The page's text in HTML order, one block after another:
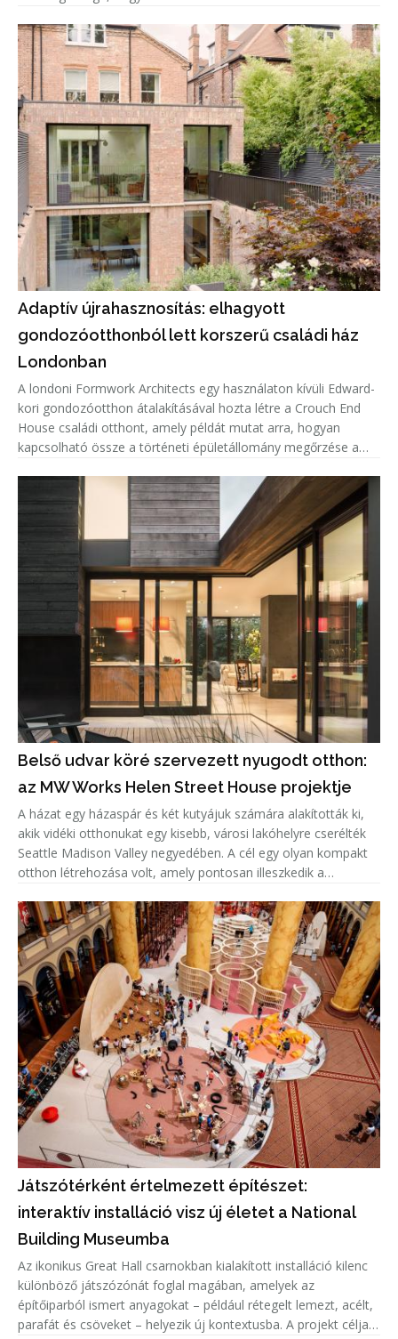
Adaptív újrahasznosítás: elhagyott
gondozóotthonból lett korszerű családi ház
Londonban
A londoni Formwork Architects egy használaton kívüli Edward-
kori gondozóotthon átalakításával hozta létre a Crouch End
House családi otthont, amely példát mutat arra, hogyan
kapcsolható össze a történeti épületállomány megőrzése a
Belső udvar köré szervezett nyugodt otthon:
az MW Works Helen Street House projektje
A házat egy házaspár és két kutyájuk számára alakították ki,
akik vidéki otthonukat egy kisebb, városi lakóhelyre cserélték
Seattle Madison Valley negyedében. A cél egy olyan kompakt
otthon létrehozása volt, amely pontosan illeszkedik a
és a te
Játszótérként értelmezett építészet:
interaktív installáció visz új életet a National
Building Museumba
Az ikonikus Great Hall csarnokban kialakított installáció kilenc
különböző játszózónát foglal magában, amelyek az
építőiparból ismert anyagokat – például rétegelt lemezt, acélt,
parafát és csöveket – helyezik új kontextusba. A projekt célja,